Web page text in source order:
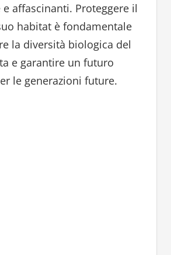
affascinanti. Proteggere il
habitat è fondamentale
la diversità biologica del
e garantire un futuro
le generazioni future.